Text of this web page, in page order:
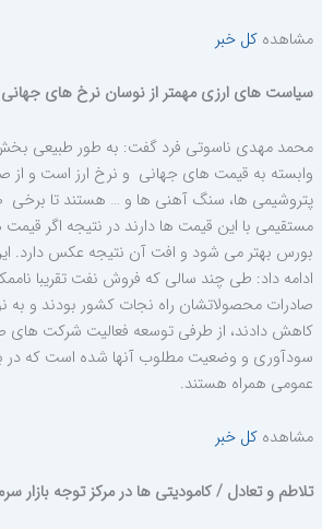
مشاهده کل خبر
سیاست های ارزی مهمتر از نوسان نرخ های جهانی
محمد مهدی ناسوتی فرد گفت: به طور طبیعی بخش
وابسته به قیمت های جهانی و نرخ ارز است و از
پتروشیمی ها، سنگ آهنی ها و … هستند تا برخی
مستقیمی با این قیمت ها دارند در نتیجه اگر
بورس بهتر می شود و افت آن نتیجه عکس دارد. این
ادامه داد: طی چند سالی که فروش نفت تقریبا
صادرات محصولاتشان راه نجات کشور بودند و به
کاهش دادند، از طرفی توسعه فعالیت شرکت های
سودآوری و وضعیت مطلوب آنها شده است که در
عمومی همراه هستند.
مشاهده کل خبر
تلاطم و تعادل / کامودیتی ها در مرکز توجه بازار